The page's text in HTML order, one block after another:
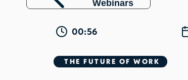
Webinars
00:56
THE FUTURE OF WORK